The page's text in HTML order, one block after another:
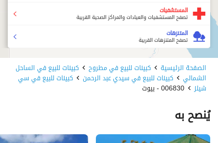
المستشفيات
تصفح المستشفيات والعيادات والمراكز الصحية القريبة
المتنزهات
تصفح المتنزهات القريبة
الصفحة الرئيسية كبينات للبيع في مطروح كبينات للبيع في الساحل
الشمالي كبينات للبيع في سيدي عبد الرحمن كبينات للبيع في سي
شيلز 006830 - بيوت
يُنصح به